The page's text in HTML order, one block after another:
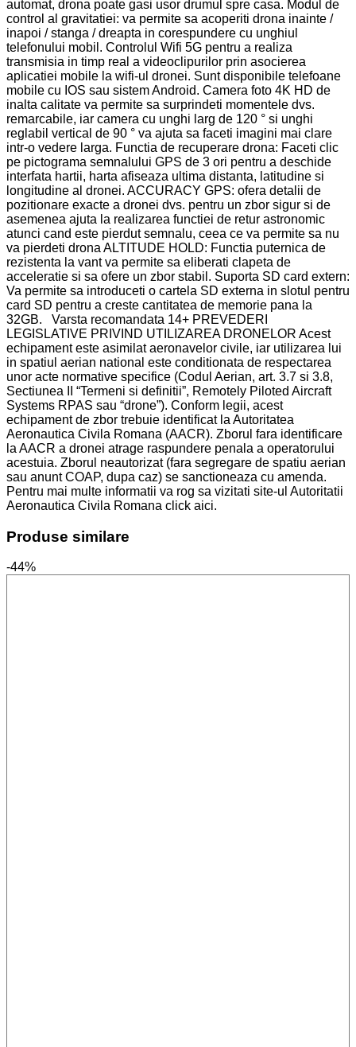
automat, drona poate gasi usor drumul spre casa. Modul de
control al gravitatiei: va permite sa acoperiti drona inainte /
inapoi / stanga / dreapta in corespundere cu unghiul
telefonului mobil. Controlul Wifi 5G pentru a realiza
transmisia in timp real a videoclipurilor prin asocierea
aplicatiei mobile la wifi-ul dronei. Sunt disponibile telefoane
mobile cu IOS sau sistem Android. Camera foto 4K HD de
inalta calitate va permite sa surprindeti momentele dvs.
remarcabile, iar camera cu unghi larg de 120 ° si unghi
reglabil vertical de 90 ° va ajuta sa faceti imagini mai clare
intr-o vedere larga. Functia de recuperare drona: Faceti clic
pe pictograma semnalului GPS de 3 ori pentru a deschide
interfata hartii, harta afiseaza ultima distanta, latitudine si
longitudine al dronei. ACCURACY GPS: ofera detalii de
pozitionare exacte a dronei dvs. pentru un zbor sigur si de
asemenea ajuta la realizarea functiei de retur astronomic
atunci cand este pierdut semnalu, ceea ce va permite sa nu
va pierdeti drona ALTITUDE HOLD: Functia puternica de
rezistenta la vant va permite sa eliberati clapeta de
acceleratie si sa ofere un zbor stabil. Suporta SD card extern:
Va permite sa introduceti o cartela SD externa in slotul pentru
card SD pentru a creste cantitatea de memorie pana la
32GB. Varsta recomandata 14+ PREVEDERI
LEGISLATIVE PRIVIND UTILIZAREA DRONELOR Acest
echipament este asimilat aeronavelor civile, iar utilizarea lui
in spatiul aerian national este conditionata de respectarea
unor acte normative specifice (Codul Aerian, art. 3.7 si 3.8,
Sectiunea II “Termeni si definitii”, Remotely Piloted Aircraft
Systems RPAS sau “drone”). Conform legii, acest
echipament de zbor trebuie identificat la Autoritatea
Aeronautica Civila Romana (AACR). Zborul fara identificare
la AACR a dronei atrage raspundere penala a operatorului
acestuia. Zborul neautorizat (fara segregare de spatiu aerian
sau anunt COAP, dupa caz) se sanctioneaza cu amenda.
Pentru mai multe informatii va rog sa vizitati site-ul Autoritatii
Aeronautica Civila Romana click aici.
Produse similare
-44%